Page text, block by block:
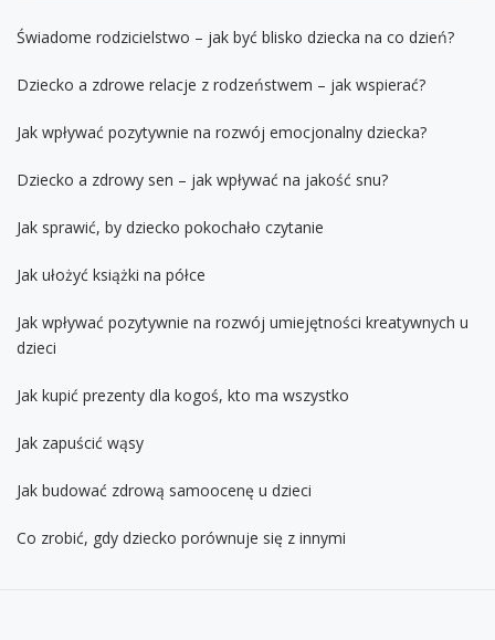
Świadome rodzicielstwo – jak być blisko dziecka na co dzień?
Dziecko a zdrowe relacje z rodzeństwem – jak wspierać?
Jak wpływać pozytywnie na rozwój emocjonalny dziecka?
Dziecko a zdrowy sen – jak wpływać na jakość snu?
Jak sprawić, by dziecko pokochało czytanie
Jak ułożyć książki na półce
Jak wpływać pozytywnie na rozwój umiejętności kreatywnych u
dzieci
Jak kupić prezenty dla kogoś, kto ma wszystko
Jak zapuścić wąsy
Jak budować zdrową samoocenę u dzieci
Co zrobić, gdy dziecko porównuje się z innymi